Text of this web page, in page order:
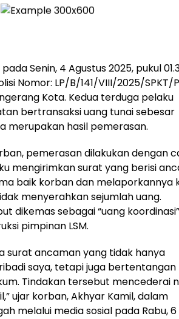
Senin, 4 Agustus 2025, pukul
Nomor: LP/B/141/VIII/2025/SPKT/
Kota. Kedua terduga pelaku
bertransaksi uang tunai sebesar
merupakan hasil pemerasan.
pemerasan dilakukan dengan
mengirimkan surat yang berisi
baik korban dan melaporkannya
menyerahkan sejumlah uang.
dikemas sebagai “uang
pimpinan LSM.
surat ancaman yang tidak hanya
saya, tetapi juga bertentangan
Tindakan tersebut mencederai
ujar korban, Akhyar Kamil, dalam
melalui media sosial pada Rabu, 6